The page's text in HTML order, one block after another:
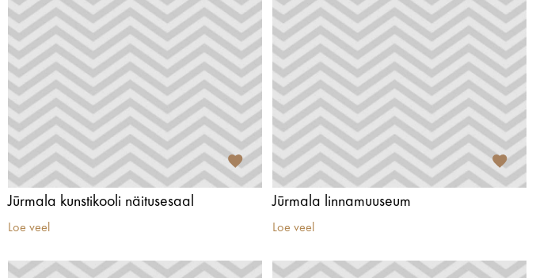
Jūrmala kunstikooli näitusesaal
Loe veel
Jūrmala linnamuuseum
Loe veel